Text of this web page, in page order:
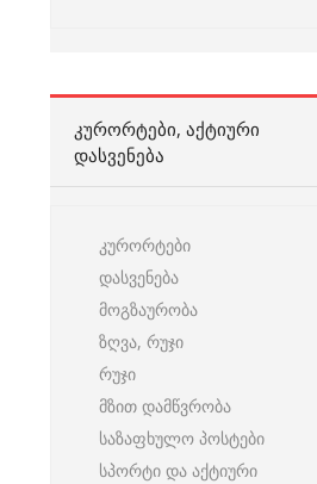
ᲙᲣᲠᲝᲠᲢᲔᲑᲘ, ᲐᲥᲢᲘᲣᲠᲘ
ᲓᲐᲡᲕᲔᲜᲔᲑᲐ
კურორტები
დასვენება
მოგზაურობა
ზღვა, რუჯი
რუჯი
მზით დამწვრობა
საზაფხულო პოსტები
სპორტი და აქტიური